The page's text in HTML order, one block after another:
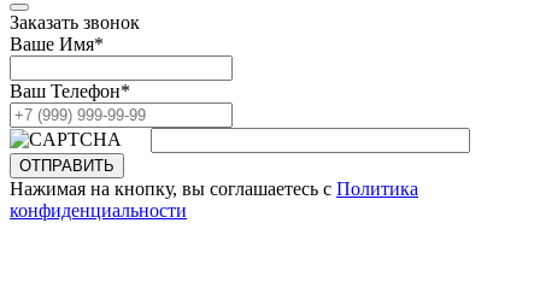
Заказать звонок
Ваше Имя*
Ваш Телефон*
ОТПРАВИТЬ
Нажимая на кнопку, вы соглашаетесь с Политика
конфиденциальности